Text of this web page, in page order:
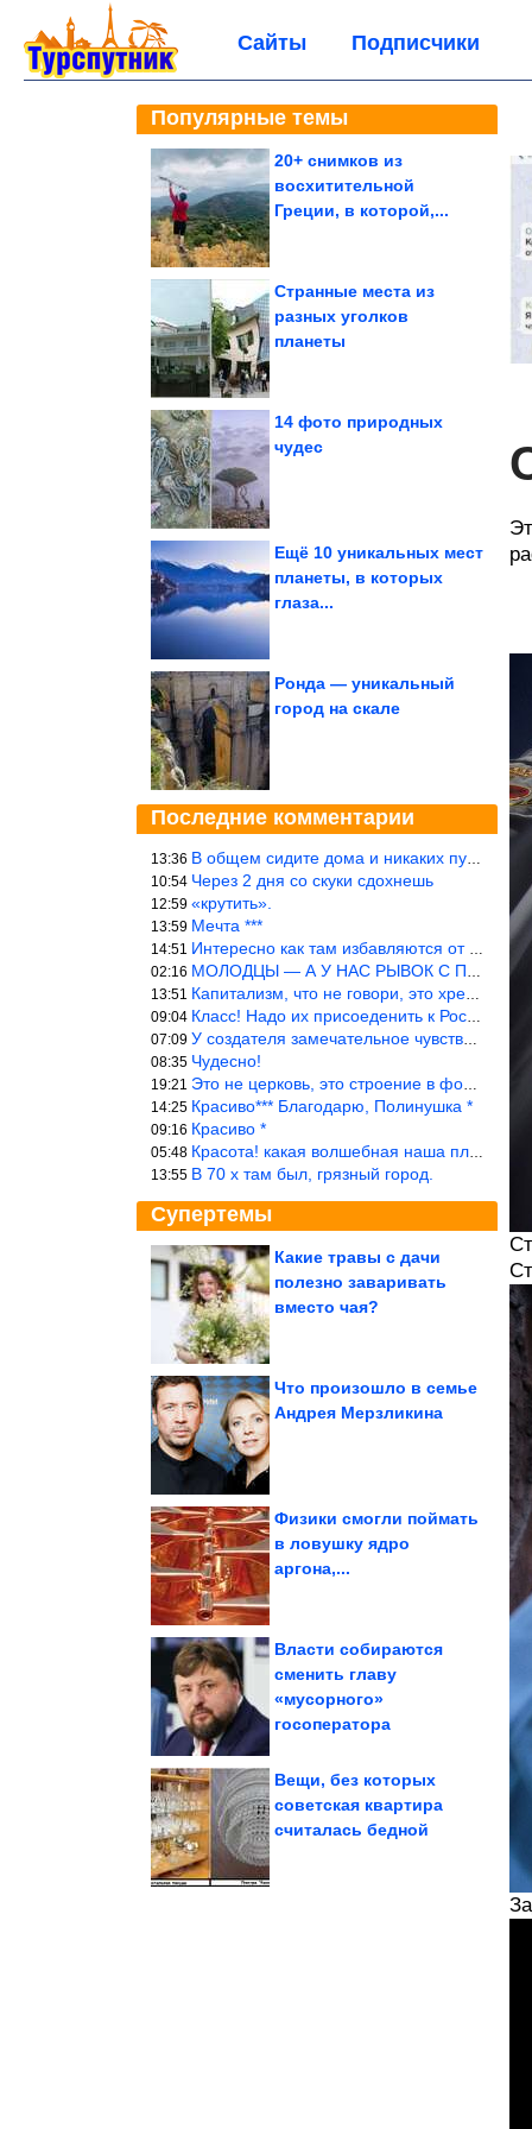
Сайты Подписчики
Популярные темы
20+ снимков из
восхитительной
Греции, в которой,...
Странные места из
разных уголков
планеты
14 фото природных
чудес
Ещё 10 уникальных мест
планеты, в которых
глаза...
Ронда — уникальный
город на скале
Последние комментарии
13:36 В общем сидите дома и никаких путешествий А самая грязная в от
10:54 Через 2 дня со скуки сдохнешь
12:59 «крутить».
13:59 Мечта ***
14:51 Интересно как там избавляются от физиологических и прочих отходо
02:16 МОЛОДЦЫ — А У НАС РЫВОК С ПРОРЫВОМ В ТРУБУ
13:51 Капитализм, что не говори, это хреново (((
09:04 Класс! Надо их присоеденить к России!
07:09 У создателя замечательное чувство юмора! ))
08:35 Чудесно!
19:21 Это не церковь, это строение в форме церкви.
14:25 Красиво*** Благодарю, Полинушка *
09:16 Красиво *
05:48 Красота! какая волшебная наша планета!… еще-бы, мы понимали это…
13:55 В 70 х там был, грязный город.
Супертемы
Какие травы с дачи
полезно заваривать
вместо чая?
Юмор и коментарии из
Что произошло в семье
Андрея Мерзликина
Физики смогли поймать
в ловушку ядро
аргона,...
Власти собираются
cменить главу
«мусорного»
госоператора
Эмоциональные
Вещи, без которых
советская квартира
считалась бедной
19-летняя девушка
заявила об избиении в
полиции в...